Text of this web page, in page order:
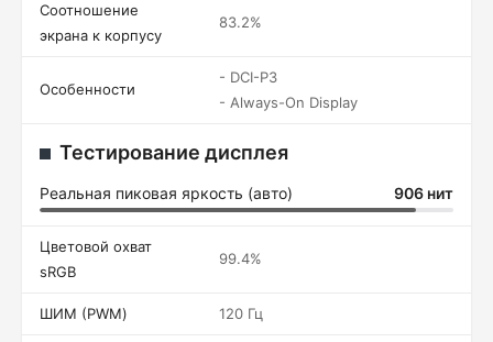
Соотношение
экрана к корпусу
83.2%
Особенности
- DCI-P3
- Always-On Display
Тестирование дисплея
Реальная пиковая яркость (авто) 906 нит
Цветовой охват
sRGB
99.4%
ШИМ (PWM) 120 Гц